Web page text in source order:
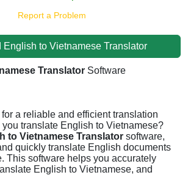
Report a Problem
English to Vietnamese Translator
Translator Software
a reliable and efficient translation
translate English to Vietnamese?
to Vietnamese Translator software,
quickly translate English documents
This software helps you accurately
English to Vietnamese, and